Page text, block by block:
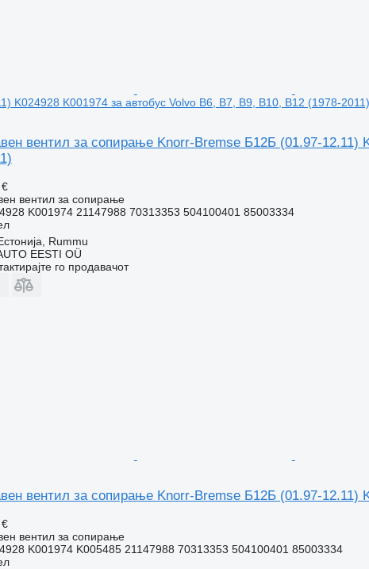
K024928 K001974 за автобус Volvo B6, B7, B9, B10, B12 (1978-2011)
вентил за сопирање Knorr-Bremse Б12Б (01.97-12.11)
вентил за сопирање
K001974 21147988 70313353 504100401 85003334
Rummu
EESTI OÜ
го продавачот
вентил за сопирање Knorr-Bremse Б12Б (01.97-12.11)
вентил за сопирање
K001974 K005485 21147988 70313353 504100401 85003334